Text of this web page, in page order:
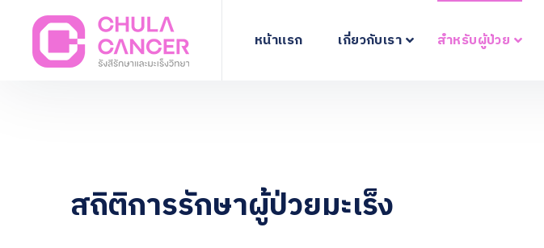
หน้าแรก เกี่ยวกับเรา สำหรับผู้ป่วย
สถิติการรักษาผู้ป่วยมะเร็ง